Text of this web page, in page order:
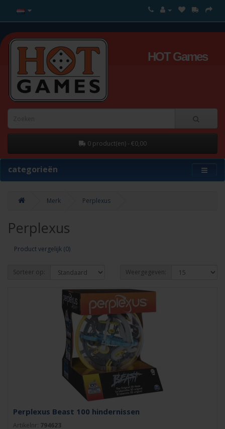
HOT Games
0 product(en) - €0,00
categorieën
Merk Perplexus
Perplexus
Product vergelijk (0)
Sorteer op: Weergegeven:
Perplexus Beast 100 hindernissen
Artikelnr: 794623